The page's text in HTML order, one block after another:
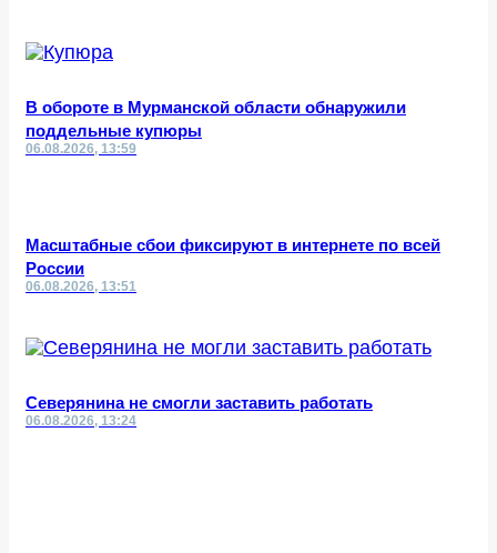
В обороте в Мурманской области обнаружили
поддельные купюры
06.08.2026, 13:59
Масштабные сбои фиксируют в интернете по всей
России
06.08.2026, 13:51
Северянина не смогли заставить работать
06.08.2026, 13:24